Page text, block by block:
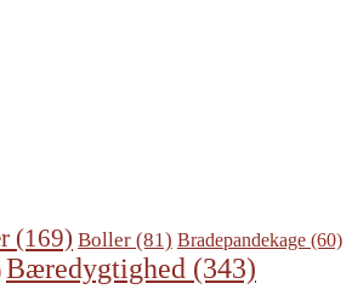
(169) Boller (81) Bradepandekage (60)
Bæredygtighed (343)